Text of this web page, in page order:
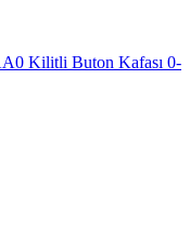
Kilitli Buton Kafası 0-